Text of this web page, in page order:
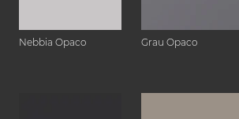
Nebbia Opaco Grau Opaco